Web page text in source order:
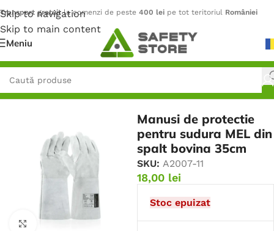
Skip to navigation
Skip to main content
Transport gratuitla comenzi de peste 400 lei pe tot teritoriul României
Meniu
Prima pagină/Mănuși
Faceți click pentru a mări
Manusi de protectie
pentru sudura MEL din
spalt bovina 35cm
SKU: A2007-11
18,00 lei
Stoc epuizat